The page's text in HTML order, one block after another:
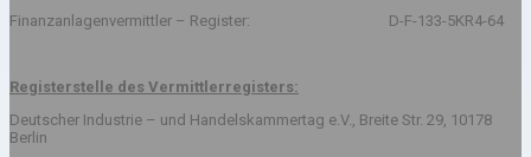
Finanzanlagenvermittler – Register: D-F-133-5KR4-64
Registerstelle des Vermittlerregisters:
Deutscher Industrie – und Handelskammertag e.V., Breite Str. 29, 10178
Berlin